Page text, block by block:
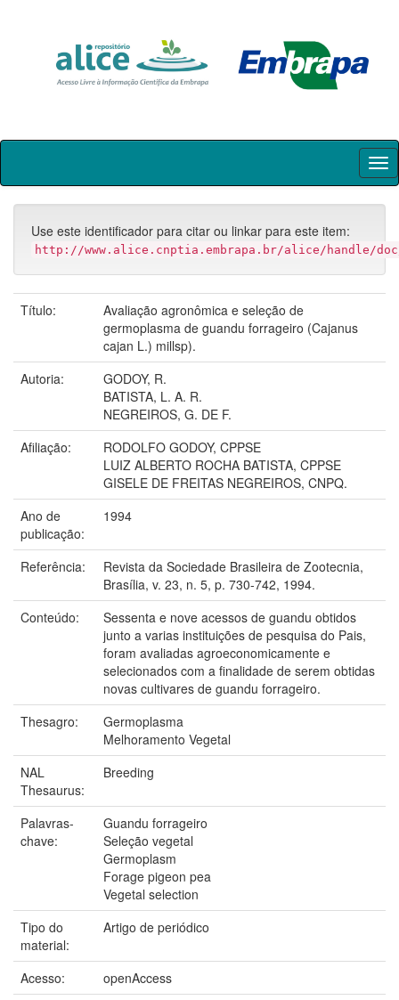
Skip
Use este identificador para citar ou linkar para este item:
http://www.alice.cnptia.embrapa.br/alice/handle/
Título:
Avaliação agronômica e seleção de
germoplasma de guandu forrageiro (Cajanus
cajan L.) millsp).
Autoria:
GODOY, R.
BATISTA, L. A. R.
NEGREIROS, G. DE F.
Afiliação:
RODOLFO GODOY, CPPSE
LUIZ ALBERTO ROCHA BATISTA, CPPSE
GISELE DE FREITAS NEGREIROS, CNPQ.
Ano de
publicação:
1994
Referência:
Revista da Sociedade Brasileira de Zootecnia,
Brasília, v. 23, n. 5, p. 730-742, 1994.
Conteúdo:
Sessenta e nove acessos de guandu obtidos
junto a varias instituições de pesquisa do Pais,
foram avaliadas agroeconomicamente e
selecionados com a finalidade de serem obtidas
novas cultivares de guandu forrageiro.
Thesagro:
Germoplasma
Melhoramento Vegetal
NAL
Thesaurus:
Breeding
Palavras-
chave:
Guandu forrageiro
Seleção vegetal
Germoplasm
Forage pigeon pea
Vegetal selection
Tipo do
material:
Artigo de periódico
Acesso:
openAccess